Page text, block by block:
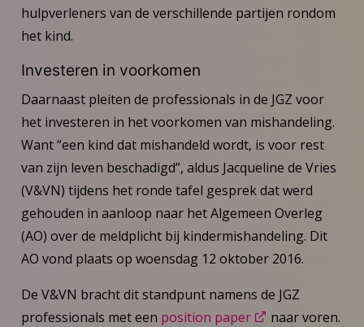
hulpverleners van de verschillende partijen rondom
het kind.
Investeren in voorkomen
Daarnaast pleiten de professionals in de JGZ voor
het investeren in het voorkomen van mishandeling.
Want “een kind dat mishandeld wordt, is voor rest
van zijn leven beschadigd”, aldus Jacqueline de Vries
(V&VN) tijdens het ronde tafel gesprek dat werd
gehouden in aanloop naar het Algemeen Overleg
(AO) over de meldplicht bij kindermishandeling. Dit
AO vond plaats op woensdag 12 oktober 2016.
De V&VN bracht dit standpunt namens de JGZ
professionals met een position paper
naar voren.